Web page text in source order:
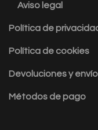
Aviso legal
Política de
Política de cookies
Devoluciones y
Métodos de pago